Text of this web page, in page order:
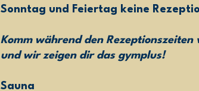
Sonntag und Feiertag keine
Komm während den Rezeptionszeiten
und wir zeigen dir das gymplus!
Sauna